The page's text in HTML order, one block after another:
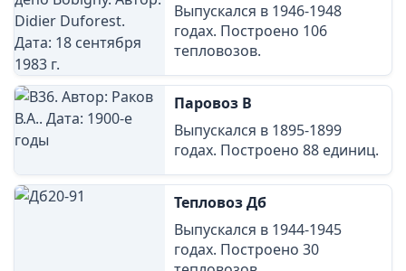
Выпускался в 1946-1948
годах. Построено 106
тепловозов.
Паровоз В
Выпускался в 1895-1899
годах. Построено 88 единиц.
Тепловоз Дб
Выпускался в 1944-1945
годах. Построено 30